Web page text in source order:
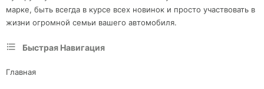
марке, быть всегда в курсе всех новинок и просто участвовать в
жизни огромной семьи вашего автомобиля.
Быстрая Навигация
Главная